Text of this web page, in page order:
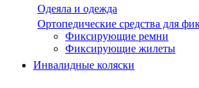
Одеяла и одежда
Ортопедические средства для
Фиксирующие ремни
Фиксирующие жилеты
Инвалидные коляски